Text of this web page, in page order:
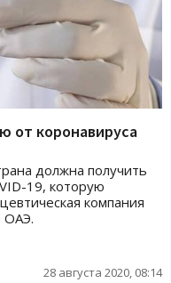
от коронавируса
должна получить
19, которую
компания
ОАЭ.
28 августа 2020, 08:14